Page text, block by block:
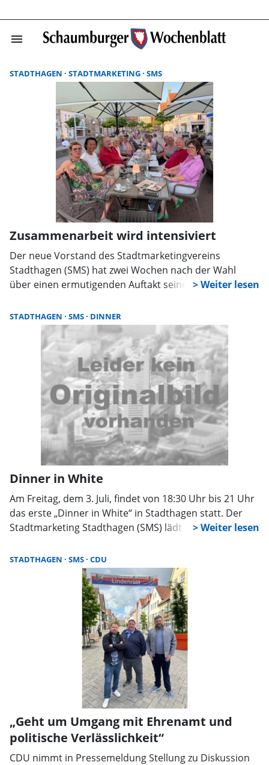
menu
STADTHAGEN STADTMARKETING SMS
Zusammenarbeit wird intensiviert
Der neue Vorstand des Stadtmarketingvereins
Stadthagen (SMS) hat zwei Wochen nach der Wahl
über einen ermutigenden Auftakt seiner Amtszeit
stattfinden, auch gestalte sich die Zusammenarbeit mit
der Stadt „sehr konstruktiv“.
STADTHAGEN SMS DINNER
Dinner in White
Am Freitag, dem 3. Juli, findet von 18:30 Uhr bis 21 Uhr
das erste „Dinner in White“ in Stadthagen statt. Der
Stadtmarketing Stadthagen (SMS) lädt zu dieser
´schen Hof.
STADTHAGEN SMS CDU
„Geht um Umgang mit Ehrenamt und
politische Verlässlichkeit“
CDU nimmt in Pressemeldung Stellung zu Diskussion